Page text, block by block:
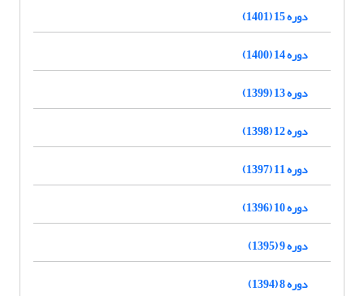
دوره 15 (1401)
دوره 14 (1400)
دوره 13 (1399)
دوره 12 (1398)
دوره 11 (1397)
دوره 10 (1396)
دوره 9 (1395)
دوره 8 (1394)